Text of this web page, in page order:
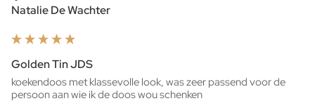
Natalie De Wachter
Golden Tin JDS
koekendoos met klassevolle look, was zeer passend voor de
persoon aan wie ik de doos wou schenken